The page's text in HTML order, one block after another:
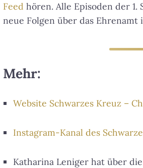
Feed hören. Alle Episoden der 1.
neue Folgen über das
Mehr:
Website Schwarzes Kreuz –
Instagram-Kanal des
Katharina Leniger hat über